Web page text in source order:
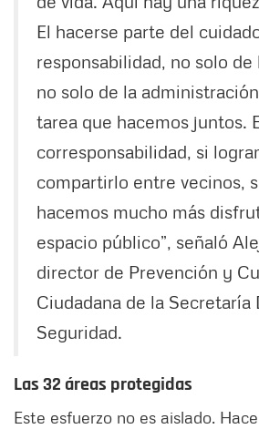
El hacerse parte del
responsabilidad, no solo de
no solo de la
tarea que hacemos juntos.
corresponsabilidad, si
compartirlo entre vecinos,
hacemos mucho más
espacio público”, señaló
director de Prevención y
Ciudadana de la Secretaría
Seguridad.
Las 32 áreas protegidas
Este esfuerzo no es aislado.